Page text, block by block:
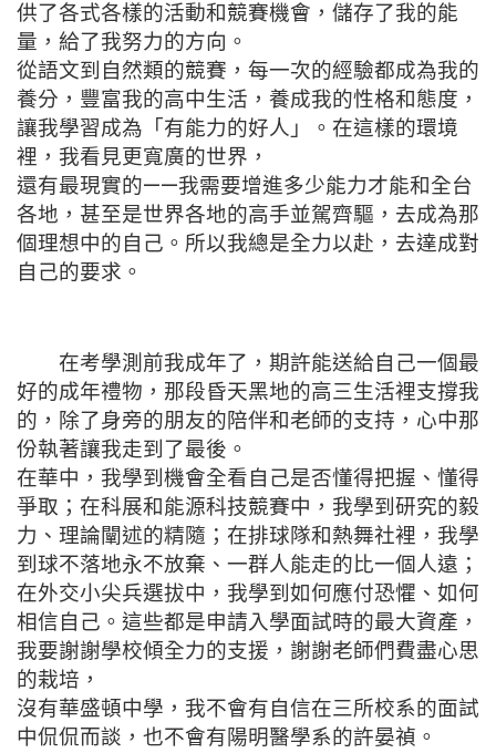
供了各式各樣的活動和競賽機會，儲存了我的能
量，給了我努力的方向。
從語文到自然類的競賽，每一次的經驗都成為我的
養分，豐富我的高中生活，養成我的性格和態度，
讓我學習成為「有能力的好人」。在這樣的環境
裡，我看見更寬廣的世界，
還有最現實的——我需要增進多少能力才能和全台
各地，甚至是世界各地的高手並駕齊驅，去成為那
個理想中的自己。所以我總是全力以赴，去達成對
自己的要求。
在考學測前我成年了，期許能送給自己一個最
好的成年禮物，那段昏天黑地的高三生活裡支撐我
的，除了身旁的朋友的陪伴和老師的支持，心中那
份執著讓我走到了最後。
在華中，我學到機會全看自己是否懂得把握、懂得
爭取；在科展和能源科技競賽中，我學到研究的毅
力、理論闡述的精隨；在排球隊和熱舞社裡，我學
到球不落地永不放棄、一群人能走的比一個人遠；
在外交小尖兵選拔中，我學到如何應付恐懼、如何
相信自己。這些都是申請入學面試時的最大資產，
我要謝謝學校傾全力的支援，謝謝老師們費盡心思
的栽培，
沒有華盛頓中學，我不會有自信在三所校系的面試
中侃侃而談，也不會有陽明醫學系的許晏禎。